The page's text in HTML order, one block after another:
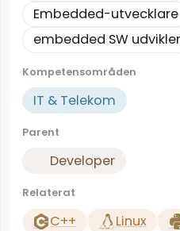
Embedded-utvecklare
embedded SW udvikler
Kompetensområden
IT & Telekom
Parent
Developer
Relaterat
C++ Linux